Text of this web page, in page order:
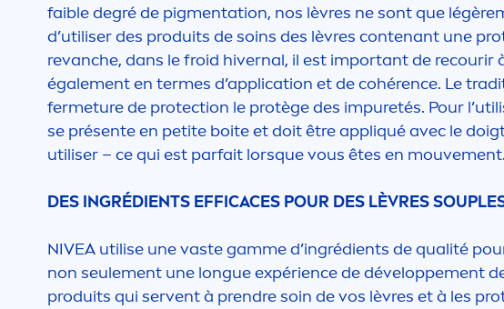
faible degré de pigmentation, nos lèvres ne sont que légère
d’utiliser des produits de soins des lèvres contenant une
revanche, dans le froid hivernal, il est important de recourir
également en termes d’application et de cohérence. Le
fermeture de protection le protège des impuretés. Pour
se présente en petite boite et doit être appliqué avec le
utiliser – ce qui est parfait lorsque vous êtes en mouvement.
DES INGRÉDIENTS EFFICACES POUR DES LÈVRES
NIVEA utilise une vaste gamme d’ingrédients de qualité
non seulement une longue expérience de développement
produits qui servent à prendre soin de vos lèvres et à les